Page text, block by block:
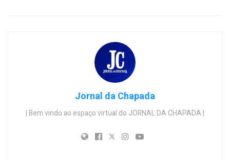
Jornal da Chapada
| Bem vindo ao espaço virtual do JORNAL DA CHAPADA |